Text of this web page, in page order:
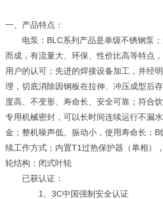
一、产品特点：
电泵：BLC系列产品是单级不锈钢泵；
而成，有流量大、环保、性价比高等特点
用户的认可；先进的焊接设备加工，并经
理，切底消除因钢板在拉伸、冲压成型后
度高、不变形、寿命长、安全可靠；符合
专用机械密封，可以长时间连续运行不漏
金；整机噪声低、振动小，使用寿命长；
续工作方式；内置T1过热保护器（单相）
轮结构：闭式叶轮
已获认证：
1、3C中国强制安全认证